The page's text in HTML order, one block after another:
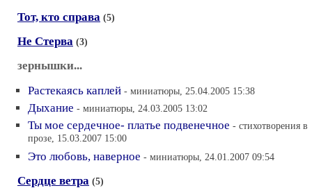
Тот, кто справа (5)
Не Стерва (3)
зернышки...
Растекаясь каплей - миниатюры, 25.04.2005 15:38
Дыхание - миниатюры, 24.03.2005 13:02
Ты мое сердечное- платье подвенечное - стихотворения в
прозе, 15.03.2007 15:00
Это любовь, наверное - миниатюры, 24.01.2007 09:54
Сердце ветра (5)